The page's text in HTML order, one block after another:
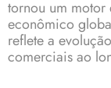
tornou um motor
econômico
reflete a
comerciais ao